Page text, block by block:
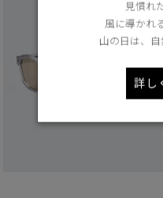
見慣れ
風に導かれ
山の日は、自
詳し